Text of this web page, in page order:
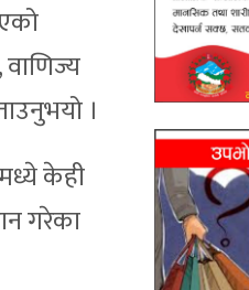
।
केही
गरेका